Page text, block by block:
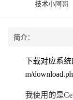
技术小阿哥
简介：
下载对应系统
m/
我使用的是